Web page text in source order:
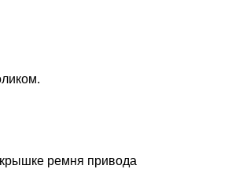
ремня привода